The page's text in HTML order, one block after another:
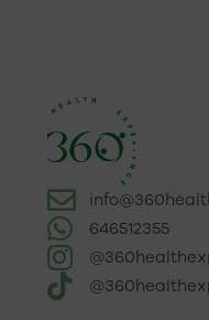
646512355